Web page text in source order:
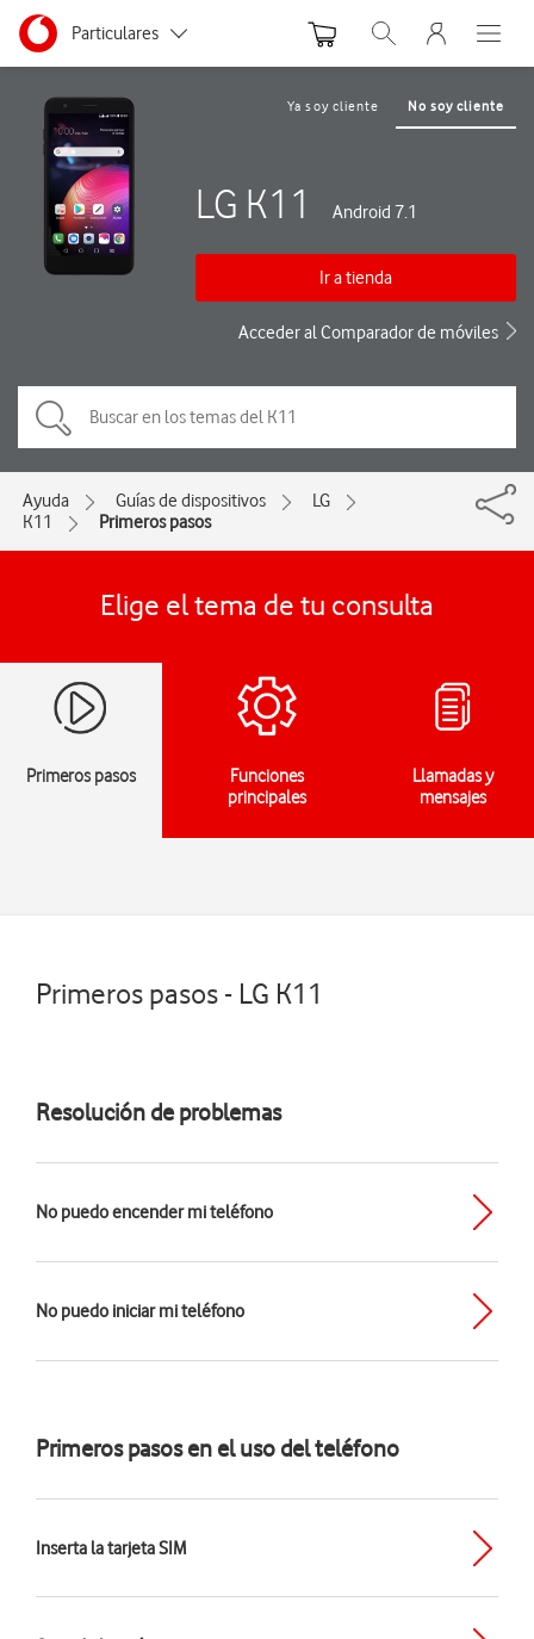
Ir a la pagina principal de vodafone.es
Menu navegación Segmento
Particulares
Autónomos
Pymes
Grandes empresas
y AA.PP.
Abrir buscador. Abre
Abre
Ya soy cliente No soy cliente
LG K11 Android 7.1
Ir a tienda
Acceder al Comparador de móviles
Ayuda Guías de dispositivos
LG
K11
Primeros pasos
Elige el tema de tu consulta
Primeros pasos
Funciones
principales
Llamadas y
mensajes
Primeros pasos - LG K11
Resolución de problemas
No puedo encender mi teléfono
No puedo iniciar mi teléfono
Primeros pasos en el uso del teléfono
Inserta la tarjeta SIM